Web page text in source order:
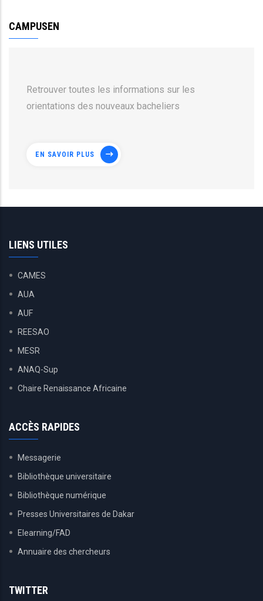
CAMPUSEN
Retrouver toutes les informations sur les
orientations des nouveaux bacheliers
EN SAVOIR PLUS
LIENS UTILES
CAMES
AUA
AUF
REESAO
MESR
ANAQ-Sup
Chaire Renaissance Africaine
ACCÈS RAPIDES
Messagerie
Bibliothèque universitaire
Bibliothèque numérique
Presses Universitaires de Dakar
Elearning/FAD
Annuaire des chercheurs
TWITTER